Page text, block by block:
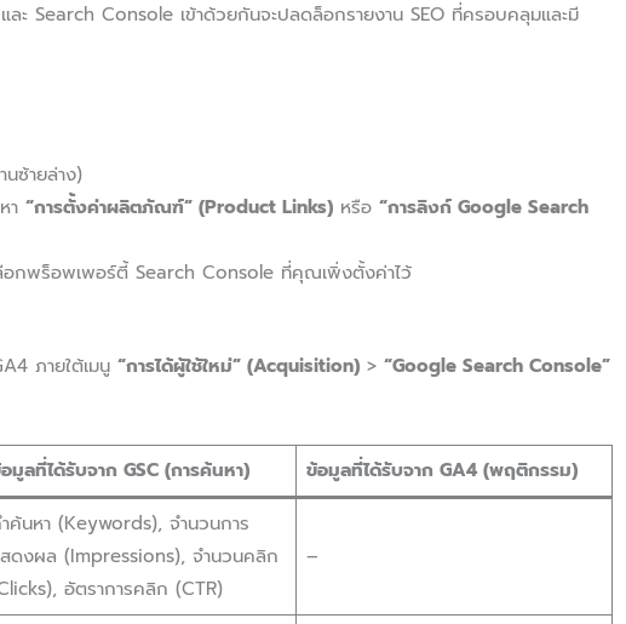
ะ Search Console เข้าด้วยกันจะปลดล็อกรายงาน SEO ที่ครอบคลุมและมี
ซ้ายล่าง)
า“การตั้งค่าผลิตภัณฑ์” (Product Links) หรือ“การลิงก์ Google Search
อกพร็อพเพอร์ตี้ Search Console ที่คุณเพิ่งตั้งค่าไว้
ภายใต้เมนู“การได้ผู้ใช้ใหม่” (Acquisition) >“Google Search Console”
มูลที่ได้รับจาก GSC (การค้นหา) ข้อมูลที่ได้รับจาก GA4 (พฤติกรรม)
ค้นหา (Keywords), จำนวนการ
ดงผล (Impressions), จำนวนคลิก
อัตราการคลิก (CTR)
–